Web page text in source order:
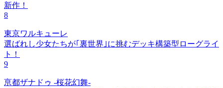
新作！
8
東京ワルキューレ
選ばれし少女たちが｢裏世界｣に挑むデッキ構築型ローグライ
ト！
9
亰都ザナドゥ -桜花幻舞-